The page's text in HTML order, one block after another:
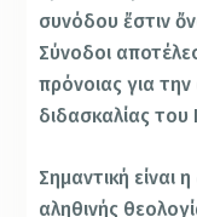
συνόδου ἔστιν
Σύνοδοι
πρόνοιας για
διδασκαλίας του
Σημαντική είναι
αληθινής